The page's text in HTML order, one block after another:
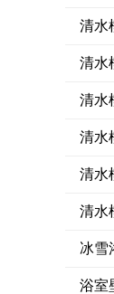
清水
清水
清水
清水
清水
清水
冰雪
浴室